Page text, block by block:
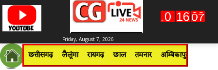
Friday, August 7, 2026
छत्तीसगढ़ लैलूंगा रायगढ़ छाल तमनार अम्बिकापुर